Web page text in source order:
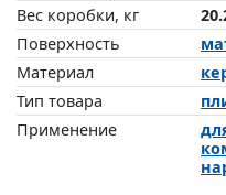
Вес коробки, кг
Поверхность
Материал
Тип товара
Применение